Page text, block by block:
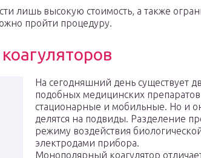
лишь высокую стоимость, а также
пройти процедуру.
На сегодняшний день существует
подобных медицинских препаратов
стационарные и мобильные. Но и
делятся на подвиды. Разделение
режиму воздействия
электродами прибора.
Монополярный коагулятор